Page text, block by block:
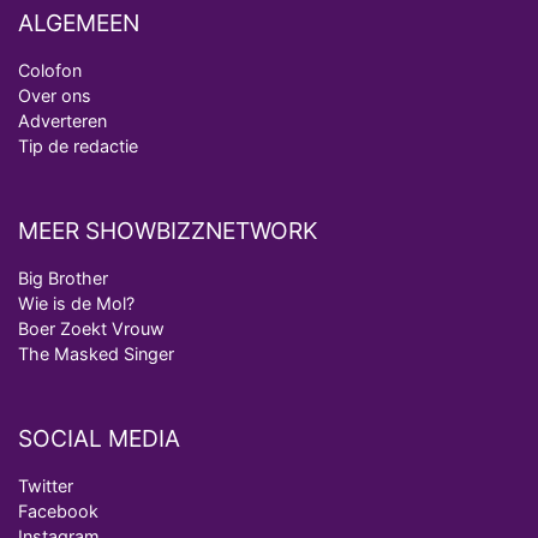
ALGEMEEN
Colofon
Over ons
Adverteren
Tip de redactie
MEER SHOWBIZZNETWORK
Big Brother
Wie is de Mol?
Boer Zoekt Vrouw
The Masked Singer
SOCIAL MEDIA
Twitter
Facebook